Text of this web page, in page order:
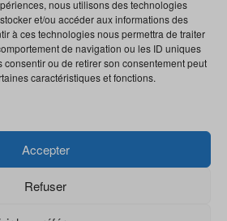
nous utilisons des technologies
et/ou accéder aux informations des
à ces technologies nous permettra de traiter
de navigation ou les ID uniques
consentir ou de retirer son consentement peut
caractéristiques et fonctions.
Accepter
Refuser